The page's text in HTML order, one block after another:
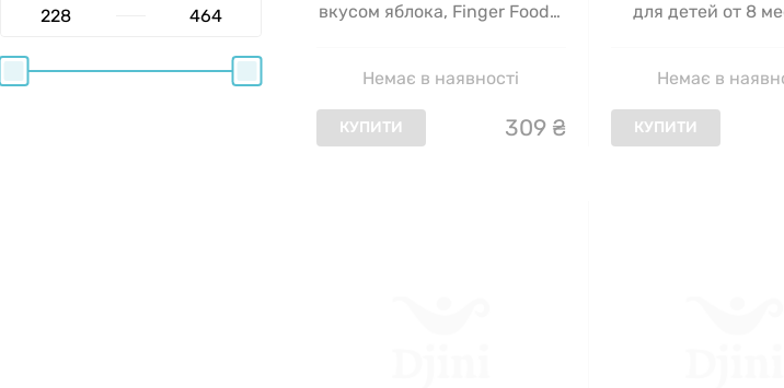
вкусом яблока, Finger Foods,
Немає в наявності
КУПИТИ 309 ₴
для детей от 8
Немає в
КУПИТИ